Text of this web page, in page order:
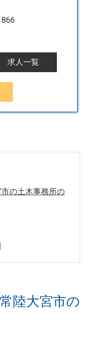
求人一覧
の土木事務所の
ド
て
れる理由につい
陸大宮市の